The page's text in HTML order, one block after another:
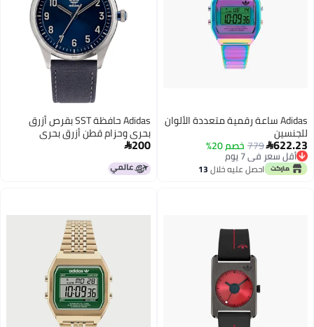
Adidas ساعة رقمية متعددة الألوان
للجنسين
622.23
779 خصم 20% أقل سعر في 7 يوم
توصيل مجاني
أقل سعر في 7 يوماحصل عليه خلال13
Adidas حافظة SST بقرص أزرق
بحري وحزام قطن أزرق بحري
200